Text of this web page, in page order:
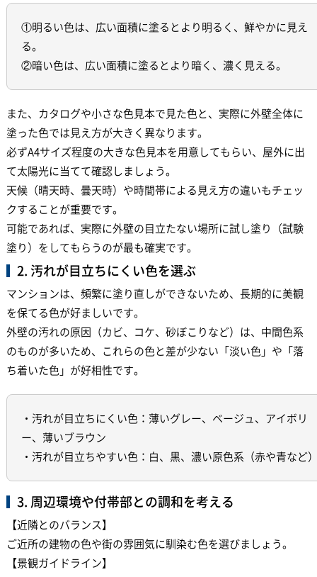
①明るい色は、広い面積に塗るとより明るく、鮮やかに見え
る。
②暗い色は、広い面積に塗るとより暗く、濃く見える。
また、カタログや小さな色見本で見た色と、実際に外壁全体に
塗った色では見え方が大きく異なります。
必ずA4サイズ程度の大きな色見本を用意してもらい、屋外に出
て太陽光に当てて確認しましょう。
天候（晴天時、曇天時）や時間帯による見え方の違いもチェッ
クすることが重要です。
可能であれば、実際に外壁の目立たない場所に試し塗り（試験
塗り）をしてもらうのが最も確実です。
2. 汚れが目立ちにくい色を選ぶ
マンションは、頻繁に塗り直しができないため、長期的に美観
を保てる色が好ましいです。
外壁の汚れの原因（カビ、コケ、砂ぼこりなど）は、中間色系
のものが多いため、これらの色と差が少ない「淡い色」や「落
ち着いた色」が好相性です。
・汚れが目立ちにくい色：薄いグレー、ベージュ、アイボリ
ー、薄いブラウン
・汚れが目立ちやすい色：白、黒、濃い原色系（赤や青など
3. 周辺環境や付帯部との調和を考える
【近隣とのバランス】
ご近所の建物の色や街の雰囲気に馴染む色を選びましょう。
【景観ガイドライン】